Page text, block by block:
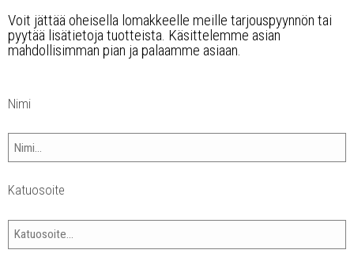
Yhteystiedot
Ota yhteyttä
Voit jättää oheisella lomakkeelle meille tarjouspyynnön tai
pyytää lisätietoja tuotteista. Käsittelemme asian
mahdollisimman pian ja palaamme asiaan.
Nimi
Katuosoite